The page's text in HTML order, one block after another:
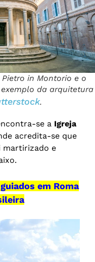
in Montorio e o
da arquitetura
.
se a Igreja
acredita-se que
martirizado e
em Roma